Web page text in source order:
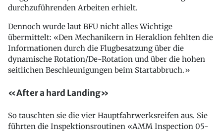
durchzuführenden Arbeiten erhielt.
Dennoch wurde laut BFU nicht alles Wichtige
übermittelt: «Den Mechanikern in Heraklion fehlten die
Informationen durch die Flugbesatzung über die
dynamische Rotation/De-Rotation und über die hohen
seitlichen Beschleunigungen beim Startabbruch.»
«After a hard Landing»
So tauschten sie die vier Hauptfahrwerksreifen aus. Sie
führten die Inspektionsroutinen «AMM Inspection 05-